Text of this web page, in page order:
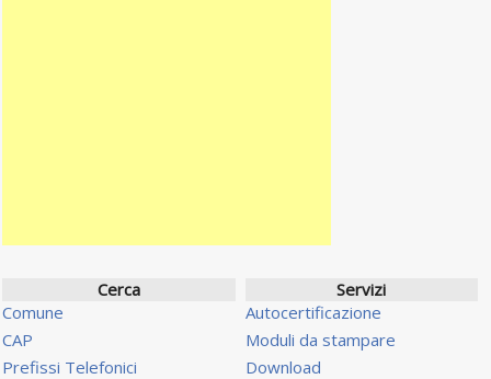
Cerca
Comune
CAP
Prefissi Telefonici
Servizi
Autocertificazione
Moduli da stampare
Download